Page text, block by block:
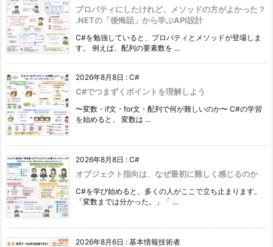
プロパティにしたけれど、メソッドの方がよかった？
.NETの「後悔話」から学ぶAPI設計
C#を勉強していると、プロパティとメソッドが登場しま
す。 例えば、配列の要素数を ...
2026年8月8日 : C#
C#でつまずくポイントを理解しよう
〜変数・if文・for文・配列で何が難しいのか〜 C#の学習
を始めると、 変数は ...
2026年8月8日 : C#
オブジェクト指向は、なぜ最初に難しく感じるのか
C#を学び始めると、多くの人がここで立ち止まります。
「変数までは分かった。」「 ...
2026年8月6日 : 基本情報技術者